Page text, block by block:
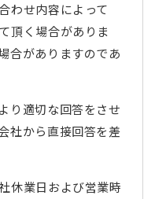
わせ内容によって
頂く場合がありま
合がありますのであ
り適切な回答をさせ
社から直接回答を差
休業日および営業時